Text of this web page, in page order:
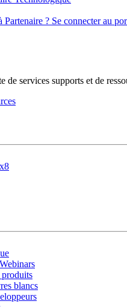
Partenaire ? Se connecter au
de services supports et de
blancs